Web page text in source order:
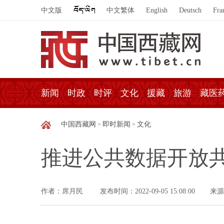
中文版 中文繁体 English Deutsch
新闻 时政 时评 文化 援藏 旅游 藏医
中国西藏网 > 即时新闻 > 文化
推进公共数据开放
作者：席月民 发布时间：2022-09-05 15:08:00 来